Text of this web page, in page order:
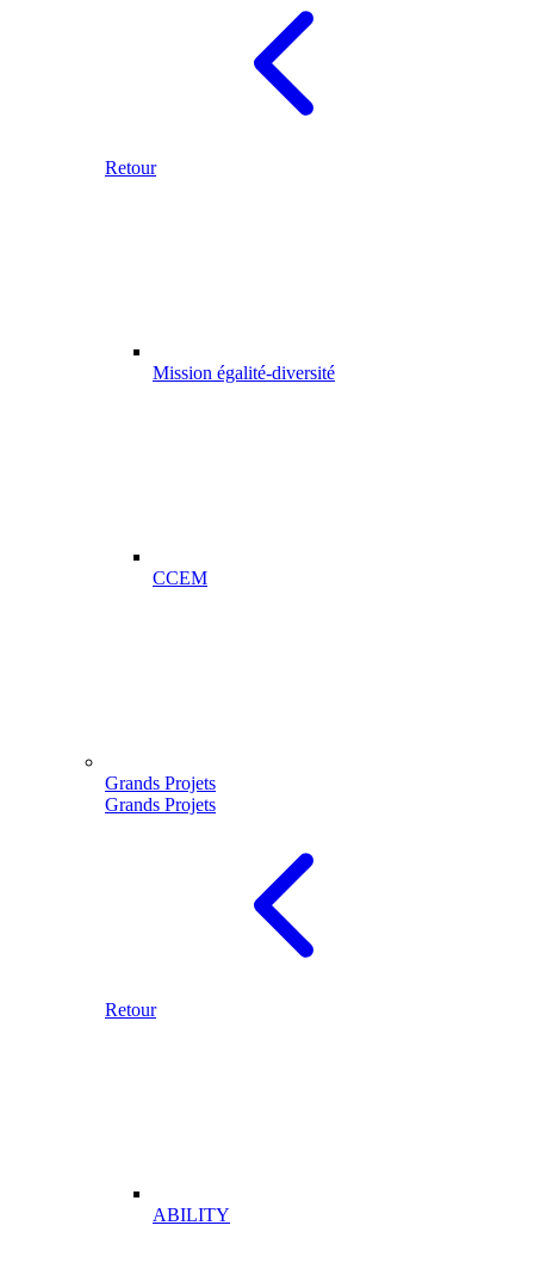
Retour
Mission égalité-diversité
CCEM
Grands Projets
Grands Projets
Retour
ABILITY